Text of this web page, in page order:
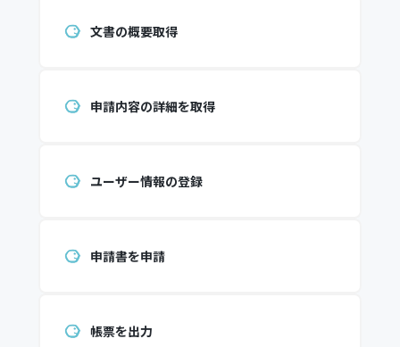
文書の概要取得
申請内容の詳細を取得
ユーザー情報の登録
申請書を申請
帳票を出力